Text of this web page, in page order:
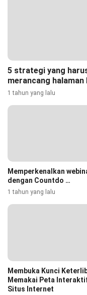
5 strategi yang
merancang
1 tahun yang lalu
Memperkenalkan
dengan Countdo …
1 tahun yang lalu
Membuka Kunci
Memakai Peta
Situs Internet